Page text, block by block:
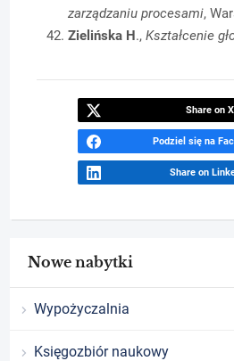
zarządzaniu procesami,
Zielińska H.,Kształcenie
Share on X
Podziel się na
Share on
Nowe nabytki
Wypożyczalnia
Księgozbiór naukowy